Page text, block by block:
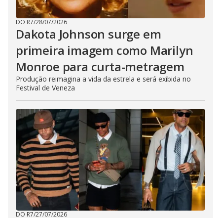
DO R7/28/07/2026
Dakota Johnson surge em
primeira imagem como Marilyn
Monroe para curta-metragem
Produção reimagina a vida da estrela e será exibida no
Festival de Veneza
DO R7/27/07/2026